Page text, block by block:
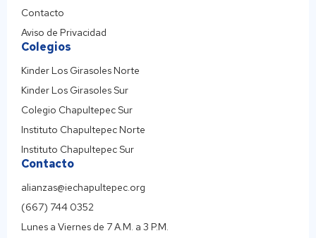
Contacto
Aviso de Privacidad
Colegios
Kinder Los Girasoles Norte
Kinder Los Girasoles Sur
Colegio Chapultepec Sur
Instituto Chapultepec Norte
Instituto Chapultepec Sur
Contacto
alianzas@iechapultepec.org
(667) 744 0352
Lunes a Viernes de 7 A.M. a 3 P.M.